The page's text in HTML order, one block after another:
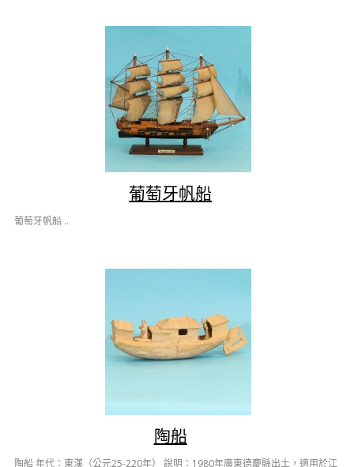
葡萄牙帆船
葡萄牙帆船 ..
陶船
陶船 年代：東漢（公元25-220年） 說明：1980年廣東德慶縣出土，適用於江